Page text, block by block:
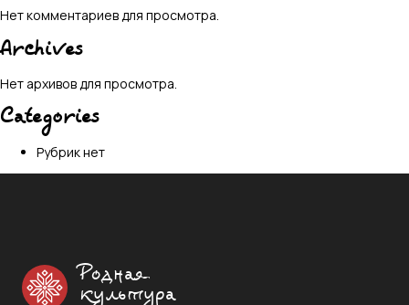
Нет комментариев для просмотра.
Archives
Нет архивов для просмотра.
Categories
Рубрик нет
Родная
культура